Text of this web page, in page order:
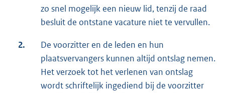
zo snel mogelijk een nieuw lid, tenzij de raad
besluit de ontstane vacature niet te vervullen.
2.
De voorzitter en de leden en hun
plaatsvervangers kunnen altijd ontslag nemen.
Het verzoek tot het verlenen van ontslag
wordt schriftelijk ingediend bij de voorzitter